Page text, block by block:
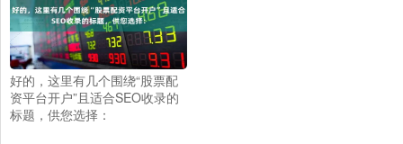
好的，这里有几个围绕“股票配
资平台开户”且适合SEO收录的
标题，供您选择：